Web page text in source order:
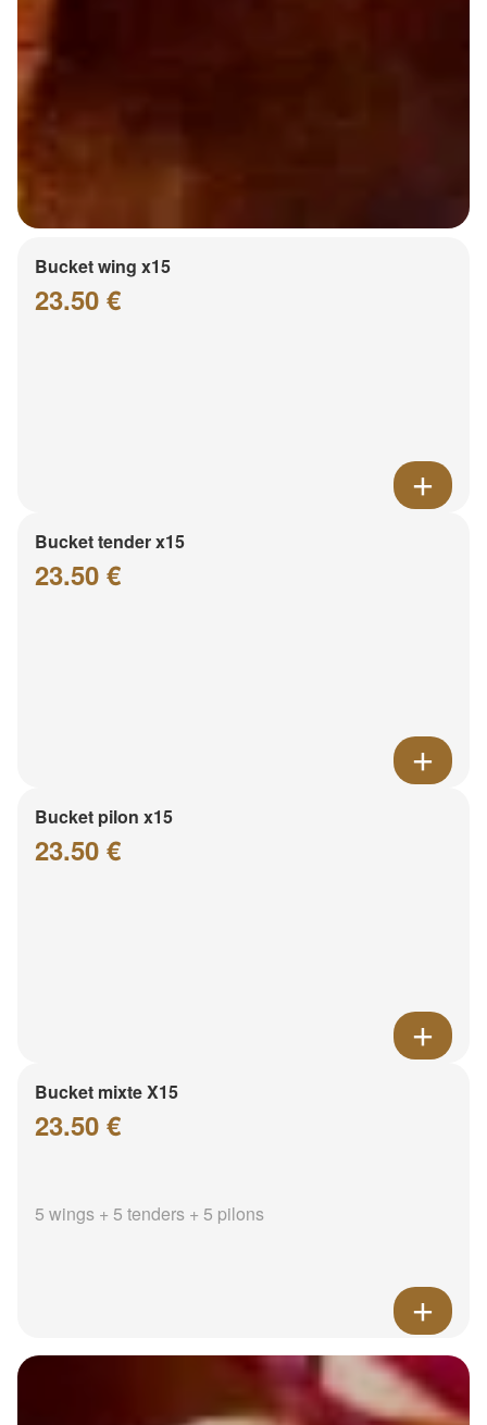
Bucket wing x15
23.50 €
Bucket tender x15
23.50 €
Bucket pilon x15
23.50 €
Bucket mixte X15
23.50 €
5 wings + 5 tenders + 5 pilons